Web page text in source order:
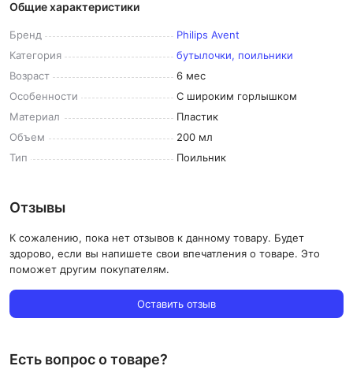
Общие характеристики
Бренд
Philips Avent
Категория
бутылочки, поильники
Возраст
6 мес
Особенности
С широким горлышком
Материал
Пластик
Объем
200 мл
Тип
Поильник
Отзывы
К сожалению, пока нет отзывов к данному товару. Будет
здорово, если вы напишете свои впечатления о товаре. Это
поможет другим покупателям.
Оставить отзыв
Есть вопрос о товаре?